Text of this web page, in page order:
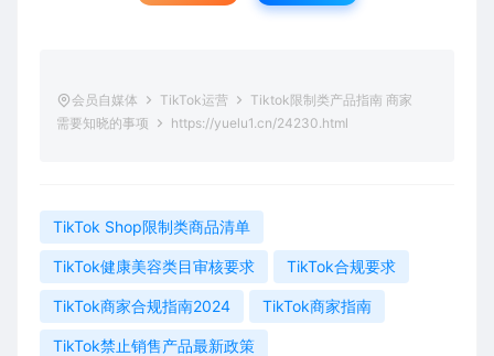
会员自媒体 TikTok运营
Tiktok限制类产品指南 商家
需要知晓的事项
https://yuelu1.cn/24230.html
TikTok Shop限制类商品清单
TikTok健康美容类目审核要求 TikTok合规要求
TikTok商家合规指南2024 TikTok商家指南
TikTok禁止销售产品最新政策